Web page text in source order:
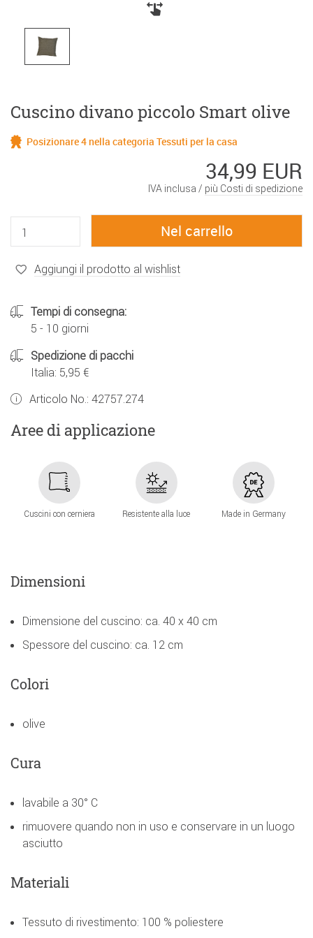
Cuscino divano piccolo Smart olive
Posizionare 4 nella categoria Tessuti per la casa
34,99 EUR
IVA inclusa / più Costi di spedizione
Aggiungi il prodotto al wishlist
Tempi di consegna:
5 - 10 giorni
Spedizione di pacchi
Italia: 5,95 €
Articolo No.: 42757.274
Aree di applicazione
Cuscini con cerniera Resistente alla luce Made in Germany
Dimensioni
Dimensione del cuscino: ca. 40 x 40 cm
Spessore del cuscino: ca. 12 cm
Colori
olive
Cura
lavabile a 30° C
rimuovere quando non in uso e conservare in un luogo
asciutto
Materiali
Tessuto di rivestimento: 100 % poliestere